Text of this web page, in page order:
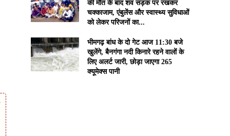
की मौत के बाद शव सड़क पर रखकर
चक्काजाम, एंबुलेंस और स्वास्थ्य सुविधाओं
को लेकर परिजनों का...
भीमगढ़ बांध के दो गेट आज 11:30 बजे
खुलेंगे, बैनगंगा नदी किनारे रहने वालों के
लिए अलर्ट जारी, छोड़ा जाएगा 265
क्यूमेक्स पानी